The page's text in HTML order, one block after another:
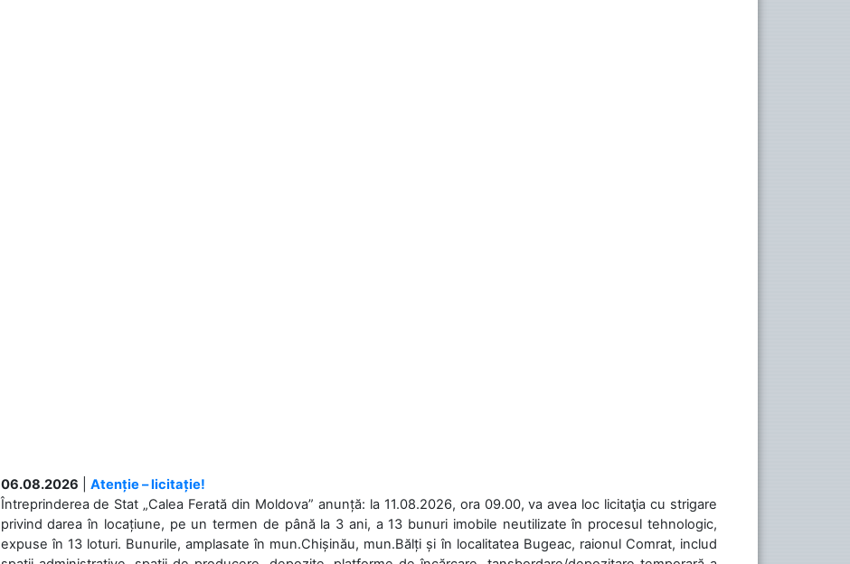
06.08.2026
Atenție – licitație!
Întreprinderea de Stat „Calea Ferată din Moldova” anunță: la 11.08.2026, ora 09.00, va avea loc licitaţia cu strigare
privind darea în locațiune, pe un termen de până la 3 ani, a 13 bunuri imobile neutilizate în procesul tehnologic,
expuse în 13 loturi. Bunurile, amplasate în mun.Chișinău, mun.Bălți și în localitatea Bugeac, raionul Comrat, includ